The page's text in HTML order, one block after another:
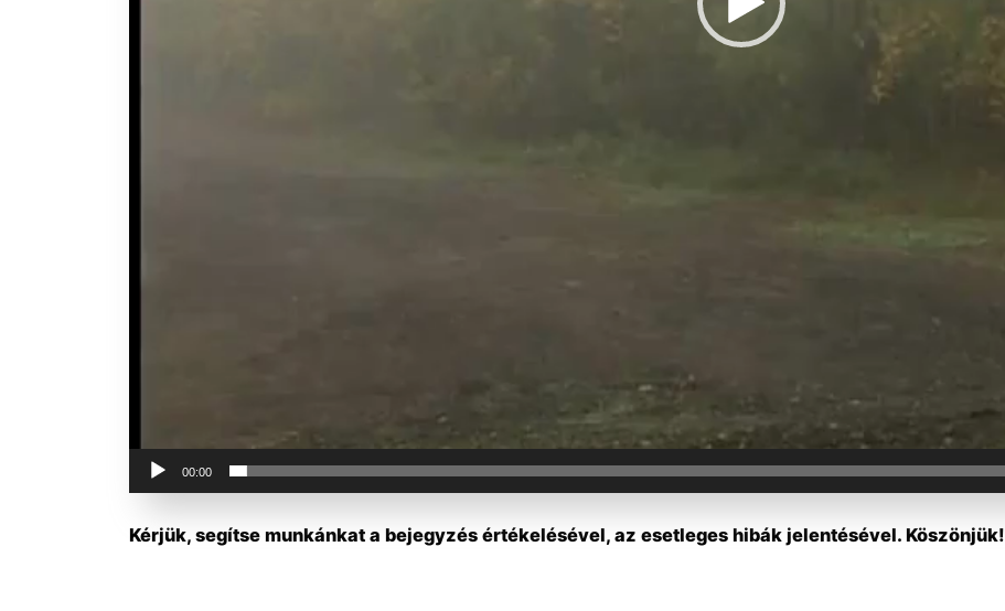
00:00
Kérjük, segítse munkánkat a bejegyzés értékelésével, az esetleges hibák jelentésével. Köszönjük!